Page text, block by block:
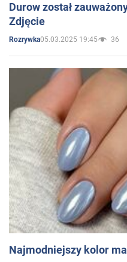
Durow został
Zdjęcie
Rozrywka05.03.2025 19:45 36
Najmodniejszy kolor